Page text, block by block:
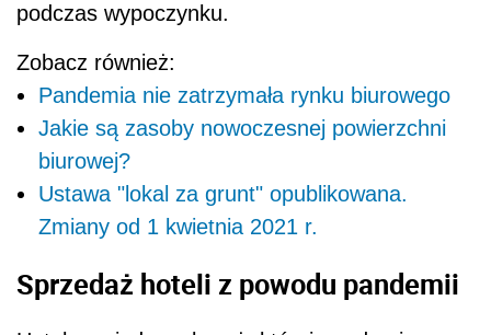
podczas wypoczynku.
Zobacz również:
Pandemia nie zatrzymała rynku biurowego
Jakie są zasoby nowoczesnej powierzchni
biurowej?
Ustawa "lokal za grunt" opublikowana.
Zmiany od 1 kwietnia 2021 r.
Sprzedaż hoteli z powodu pandemii